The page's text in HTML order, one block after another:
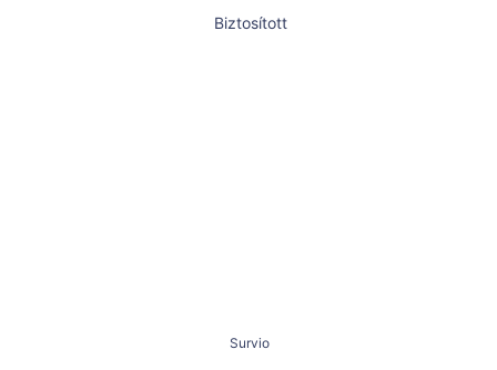
Biztosított
Survio